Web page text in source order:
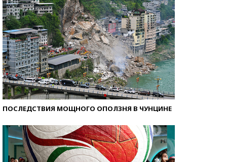
ПОСЛЕДСТВИЯ МОЩНОГО ОПОЛЗНЯ В ЧУНЦИНЕ